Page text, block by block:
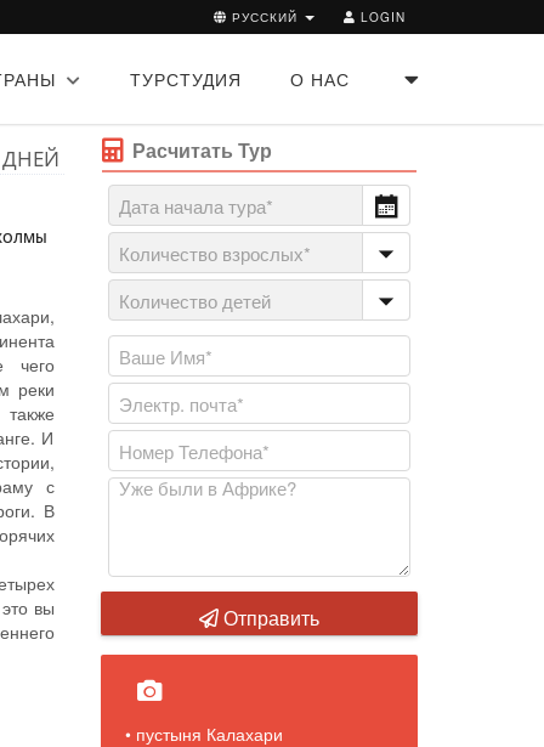
LOGIN
РУССКИЙ
ТУРСТУДИЯ О НАС
ДНЕЙ
чего
реки
И
с
В
вы
Расчитать Тур
Отправить
• пустыня Калахари